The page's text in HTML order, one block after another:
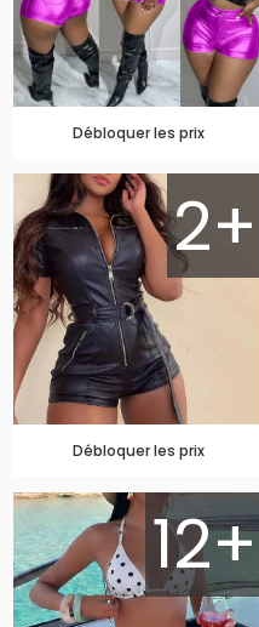
Débloquer les prix
2+
Débloquer les prix
12+